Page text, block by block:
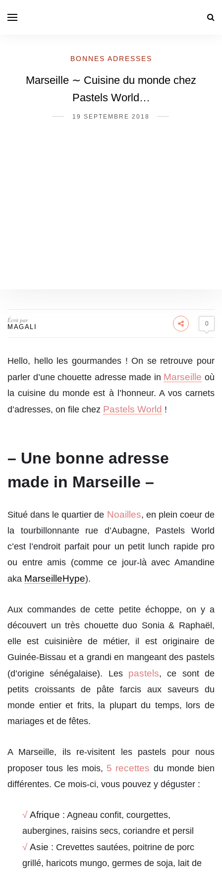
BONNES ADRESSES
Marseille ∼ Cuisine du monde chez
Pastels World…
19 SEPTEMBRE 2018
Écrit par
MAGALI 0
Hello, hello les gourmandes ! On se retrouve pour
parler d’une chouette adresse made in Marseille où
la cuisine du monde est à l’honneur. A vos carnets
d’adresses, on file chez Pastels World !
– Une bonne adresse
made in Marseille –
Situé dans le quartier de Noailles, en plein coeur de
la tourbillonnante rue d’Aubagne, Pastels World
c’est l’endroit parfait pour un petit lunch rapide pro
ou entre amis (comme ce jour-là avec Amandine
aka MarseilleHype).
Aux commandes de cette petite échoppe, on y a
découvert un très chouette duo Sonia & Raphaël,
elle est cuisinière de métier, il est originaire de
Guinée-Bissau et a grandi en mangeant des pastels
(d’origine sénégalaise). Les pastels, ce sont de
petits croissants de pâte farcis aux saveurs du
monde entier et frits, la plupart du temps, lors de
mariages et de fêtes.
A Marseille, ils re-visitent les pastels pour nous
proposer tous les mois, 5 recettes du monde bien
différentes. Ce mois-ci, vous pouvez y déguster :
√ Afrique : Agneau confit, courgettes,
aubergines, raisins secs, coriandre et persil
√ Asie : Crevettes sautées, poitrine de porc
grillé, haricots mungo, germes de soja, lait de